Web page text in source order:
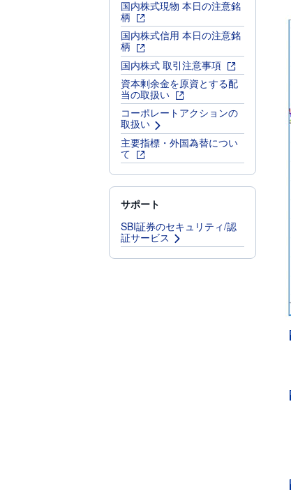
国内株式現物 本日の注意銘
柄
国内株式信用 本日の注意銘
柄
国内株式 取引注意事項
資本剰余金を原資とする配
当の取扱い
コーポレートアクションの
取扱い
主要指標・外国為替につい
て
サポート
SBI証券のセキュリティ/認
証サービス